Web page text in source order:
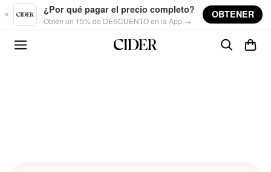
Skip to main content
¿Por qué pagar el precio completo?
Obtén un 15% de DESCUENTO en la App →
OBTENER